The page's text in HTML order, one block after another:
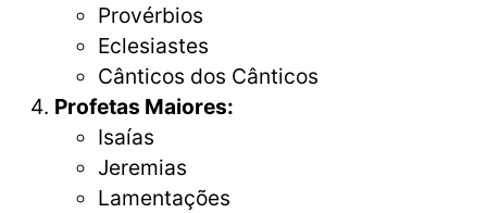
Provérbios
Eclesiastes
Cânticos dos Cânticos
Profetas Maiores:
Isaías
Jeremias
Lamentações